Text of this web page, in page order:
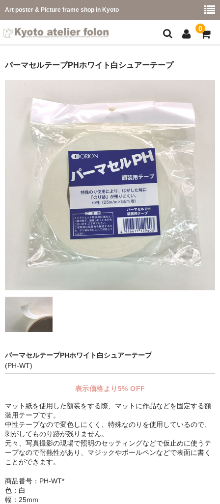
Art poster & Picture frame shop in Kyoto
0
フレーム一覧
カラー別
イメージ別
フレーム幅別
価格コード別
こどもさくひんフレーム
幅広マット付額縁フレーム-展覧会などに-
マット付額縁フレーム-おしゃれな空間に-
オプション品
仕様変更
吊りフック
吊り金具＆ヒモセット
額装テープ
LP・CDフレーム
高級LPフレーム
シンプルLPフレームセット
アートポスター
パーマセルテープPHホワイト白シュアーテープ
パーマセルテープPHホワイト白シュアーテープ
(PH-WT)
表示価格より5% OFF
マット紙を使用した額装をする際、マットに作品などを固定する額
装用テープです。
中性テープなので変色しにくく、特殊なのりを使用しているので、
剥がしてものり跡が残りません。
元々、写真撮影の現場で照明のセッティングなどで仮止めに使うテ
ープなので耐熱性があり、マジックやボールペンなどで表面に書く
ことができます。
商品番号：PH-WT*
色：白
幅：25mm